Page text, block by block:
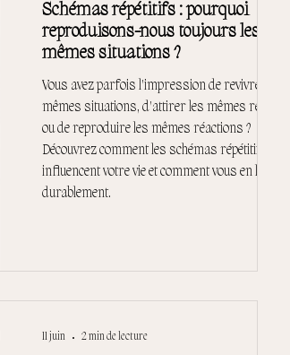
Schémas répétitifs : pourquoi
reproduisons-nous toujours les
mêmes situations ?
Vous avez parfois l'impression de revivre les
mêmes situations, d'attirer les mêmes relations
ou de reproduire les mêmes réactions ?
Découvrez comment les schémas répétitifs
influencent votre vie et comment vous en libérer
durablement.
11 juin 2 min de lecture